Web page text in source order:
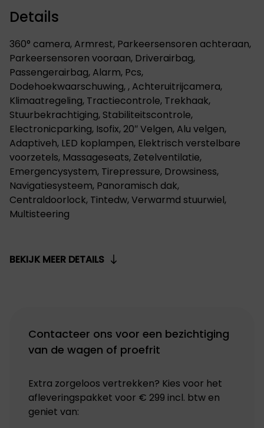
Details
360° camera, Armrest, Parkeersensoren achteraan,
Parkeersensoren vooraan, Driverairbag,
Passengerairbag, Alarm, Pcs,
Dodehoekwaarschuwing, , Achteruitrijcamera,
Klimaatregeling, Tractiecontrole, Trekhaak,
Stuurbekrachtiging, Stabiliteitscontrole,
Electronicparking, Isofix, 20″ Velgen, Alu velgen,
Adaptiveh, LED koplampen, Elektrisch verstelbare
voorzetels, Massageseats, Zetelventilatie,
Emergencysystem, Tirepressure, Drowsiness,
Navigatiesysteem, Panoramisch dak,
Centraldoorlock, Tintedw, Verwarmd stuurwiel,
Multisteering
BEKIJK MEER DETAILS
Contacteer ons voor een bezichtiging
van de wagen of proefrit
Extra zorgeloos vertrekken? Kies voor het
afleveringspakket voor € 299 incl. btw en
geniet van: